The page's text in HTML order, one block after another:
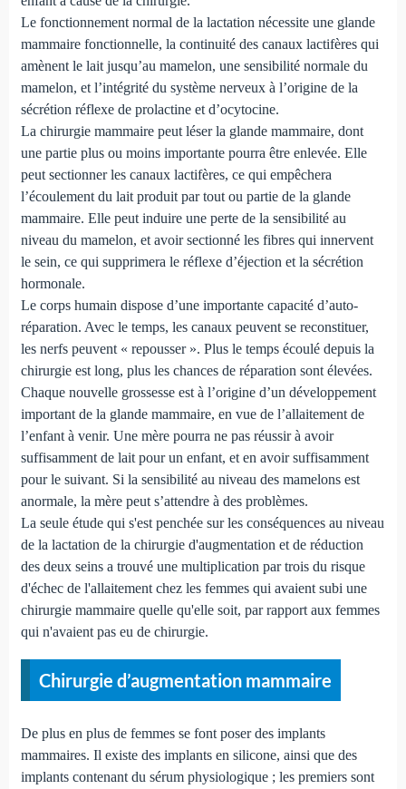
Le fonctionnement normal de la lactation nécessite une glande
mammaire fonctionnelle, la continuité des canaux lactifères qui
amènent le lait jusqu’au mamelon, une sensibilité normale du
mamelon, et l’intégrité du système nerveux à l’origine de la
sécrétion réflexe de prolactine et d’ocytocine.
La chirurgie mammaire peut léser la glande mammaire, dont
une partie plus ou moins importante pourra être enlevée. Elle
peut sectionner les canaux lactifères, ce qui empêchera
l’écoulement du lait produit par tout ou partie de la glande
mammaire. Elle peut induire une perte de la sensibilité au
niveau du mamelon, et avoir sectionné les fibres qui innervent
le sein, ce qui supprimera le réflexe d’éjection et la sécrétion
hormonale.
Le corps humain dispose d’une importante capacité d’auto-
réparation. Avec le temps, les canaux peuvent se reconstituer,
les nerfs peuvent « repousser ». Plus le temps écoulé depuis la
chirurgie est long, plus les chances de réparation sont élevées.
Chaque nouvelle grossesse est à l’origine d’un développement
important de la glande mammaire, en vue de l’allaitement de
l’enfant à venir. Une mère pourra ne pas réussir à avoir
suffisamment de lait pour un enfant, et en avoir suffisamment
pour le suivant. Si la sensibilité au niveau des mamelons est
anormale, la mère peut s’attendre à des problèmes.
La seule étude qui s'est penchée sur les conséquences au niveau
de la lactation de la chirurgie d'augmentation et de réduction
des deux seins a trouvé une multiplication par trois du risque
d'échec de l'allaitement chez les femmes qui avaient subi une
chirurgie mammaire quelle qu'elle soit, par rapport aux femmes
qui n'avaient pas eu de chirurgie.
Chirurgie d’augmentation mammaire
De plus en plus de femmes se font poser des implants
mammaires. Il existe des implants en silicone, ainsi que des
implants contenant du sérum physiologique ; les premiers sont